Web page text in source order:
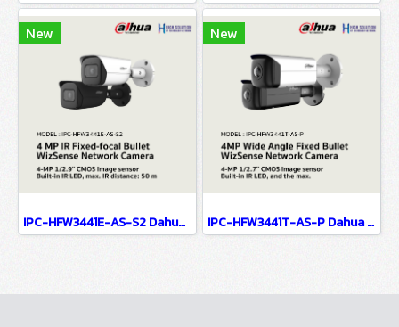
New
IPC-HFW3441E-AS-S2 Dahua 4 MP IR Fixed-focal Bullet WizSense Network Camera IP Camera CCTV Camera
New
IPC-HFW3441T-AS-P Dahua 4MP Wide Angle Fixed Bullet WizSense Network Camera IP Camera CCTV Camera